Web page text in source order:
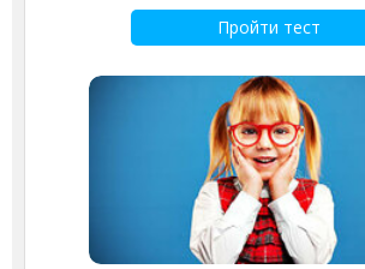
Пройти тест